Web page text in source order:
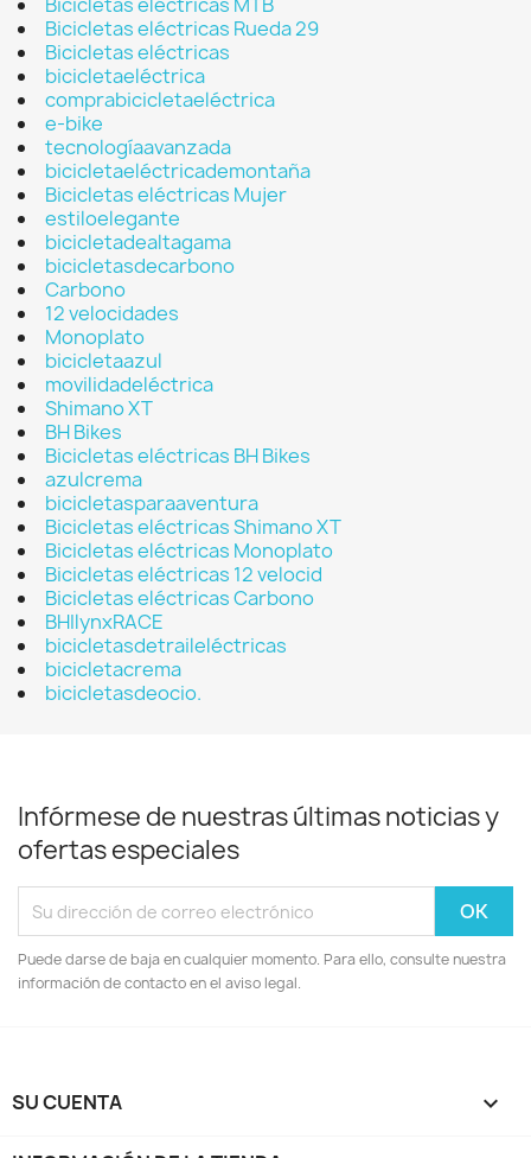
Bicicletas eléctricas Rueda 29
Bicicletas eléctricas
bicicletaeléctrica
comprabicicletaeléctrica
e-bike
tecnologíaavanzada
bicicletaeléctricademontaña
Bicicletas eléctricas Mujer
estiloelegante
bicicletadealtagama
bicicletasdecarbono
Carbono
12 velocidades
Monoplato
bicicletaazul
movilidadeléctrica
Shimano XT
BH Bikes
Bicicletas eléctricas BH Bikes
azulcrema
bicicletasparaaventura
Bicicletas eléctricas Shimano XT
Bicicletas eléctricas Monoplato
Bicicletas eléctricas 12 velocid
Bicicletas eléctricas Carbono
BHIlynxRACE
bicicletasdetraileléctricas
bicicletacrema
bicicletasdeocio.
Infórmese de nuestras últimas noticias y
ofertas especiales
Puede darse de baja en cualquier momento. Para ello, consulte nuestra
información de contacto en el aviso legal.
SU CUENTA 